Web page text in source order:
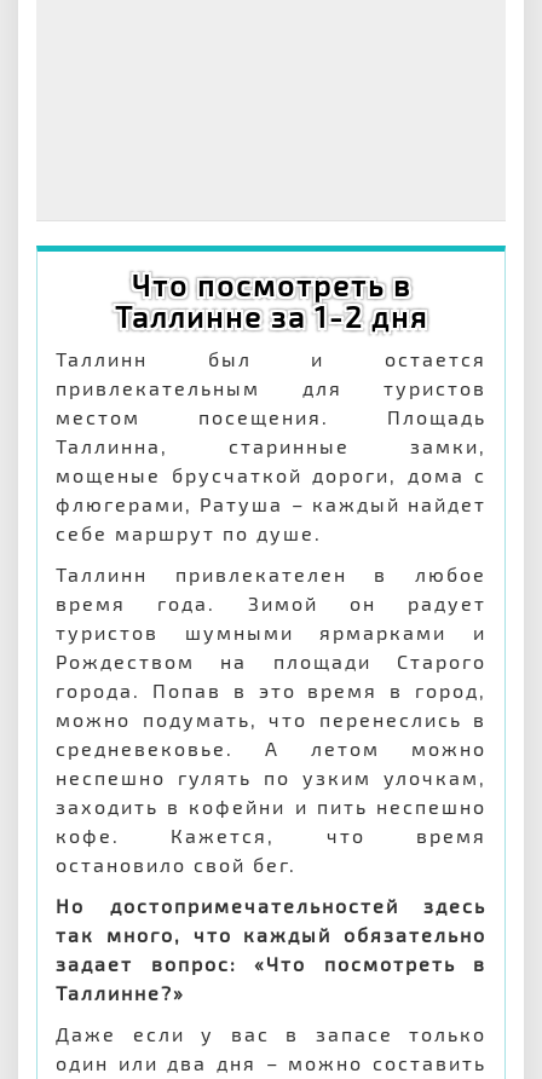
Что посмотреть в
Таллинне за 1-2 дня
Таллинн был и остается
привлекательным для туристов
местом посещения. Площадь
Таллинна, старинные замки,
мощеные брусчаткой дороги, дома с
флюгерами, Ратуша – каждый найдет
себе маршрут по душе.
Таллинн привлекателен в любое
время года. Зимой он радует
туристов шумными ярмарками и
Рождеством на площади Старого
города. Попав в это время в город,
можно подумать, что перенеслись в
средневековье. А летом можно
неспешно гулять по узким улочкам,
заходить в кофейни и пить неспешно
кофе. Кажется, что время
остановило свой бег.
Но достопримечательностей здесь
так много, что каждый обязательно
задает вопрос: «Что посмотреть в
Таллинне?»
Даже если у вас в запасе только
один или два дня – можно составить